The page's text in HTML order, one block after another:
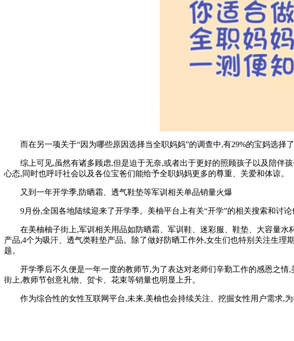
而在另一项关于“因为哪些原因选择当全职妈妈”的调查中,有29%的宝妈选择了
综上可见,虽然有诸多顾虑,但是迫于无奈,或者出于更好的照顾孩子以及陪伴
心态,同时也呼吁社会以及各位宝爸们能给予全职妈妈更多的尊重、关爱和体谅。
又到一年开学季,防晒霜、透气鞋垫等军训相关单品销量火爆
9月份,全国各地陆续迎来了开学季。美柚平台上有关“开学”的相关搜索和讨论
在美柚柚子街上,军训相关用品如防晒霜、军训鞋、迷彩服、鞋垫、大容量水
产品,4个为吸汗、透气类鞋垫产品。除了做好防晒工作外,女生们也特别关注生理
题。
开学季后不久便是一年一度的教师节,为了表达对老师们辛勤工作的感恩之情,
街上,教师节创意礼物、贺卡、花束等销量也明显上升。
作为综合性的女性互联网平台,未来,美柚也会持续关注、挖掘女性用户需求,为